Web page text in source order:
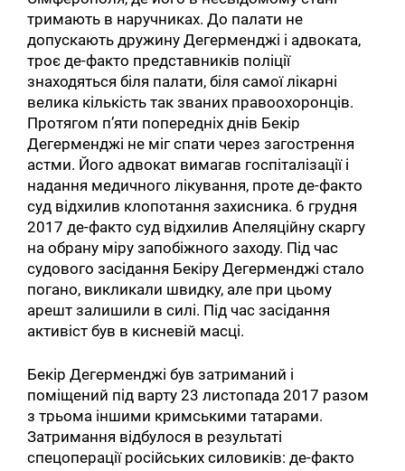
тримають в наручниках. До палати не
допускають дружину Дегерменджі і адвоката,
троє де-факто представників поліції
знаходяться біля палати, біля самої лікарні
велика кількість так званих правоохоронців.
Протягом п’яти попередніх днів Бекір
Дегерменджі не міг спати через загострення
астми. Його адвокат вимагав госпіталізації і
надання медичного лікування, проте де-факто
суд відхилив клопотання захисника. 6 грудня
2017 де-факто суд відхилив Апеляційну скаргу
на обрану міру запобіжного заходу. Під час
судового засідання Бекіру Дегерменджі стало
погано, викликали швидку, але при цьому
арешт залишили в силі. Під час засідання
активіст був в кисневій масці.
Бекір Дегерменджі був затриманий і
поміщений під варту 23 листопада 2017 разом
з трьома іншими кримськими татарами.
Затримання відбулося в результаті
спецоперації російських силовиків: де-факто